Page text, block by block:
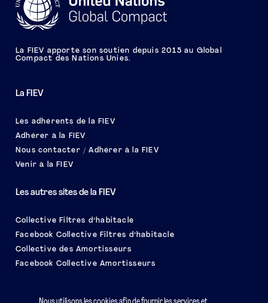
La FIEV
Les adhérents de la FIEV
Adhérer à la FIEV
Nous contacter / Adhérer à la FIEV
Venir à la FIEV
Les autres sites de la FIEV
Collective Filtres d’habitacle
Facebook Collective Filtres d’habitacle
Collective des Amortisseurs
Facebook Collective Amortisseurs
La FIEV apporte son soutien depuis 2015 au Global
Compact des Nations Unies.